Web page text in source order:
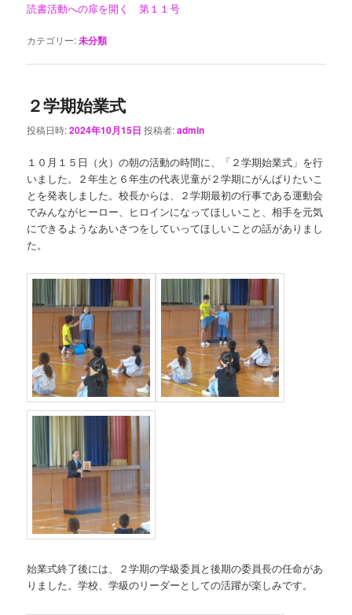
読書活動への扉を開く 第１１号
カテゴリー:未分類
２学期始業式
投稿日時:2024年10月15日 投稿者:admin
１０月１５日（火）の朝の活動の時間に、「２学期始業式」を行
いました。２年生と６年生の代表児童が２学期にがんばりたいこ
とを発表しました。校長からは、２学期最初の行事である運動会
でみんながヒーロー、ヒロインになってほしいこと、相手を元気
にできるようなあいさつをしていってほしいことの話がありまし
た。
始業式終了後には、２学期の学級委員と後期の委員長の任命があ
りました。学校、学級のリーダーとしての活躍が楽しみです。